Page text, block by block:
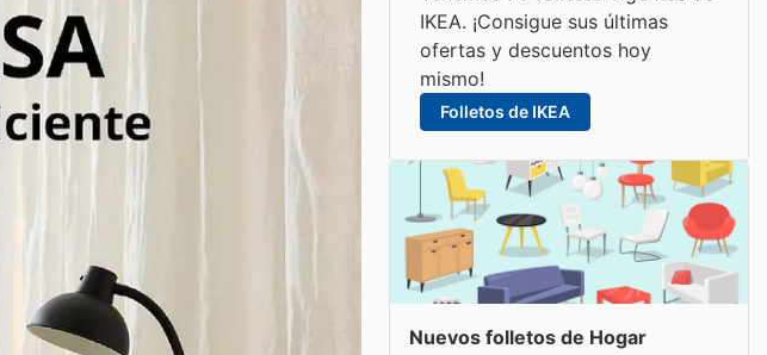
IKEA. ¡Consigue sus últimas
ofertas y descuentos hoy
mismo!
Folletos de IKEA
Nuevos folletos de Hogar